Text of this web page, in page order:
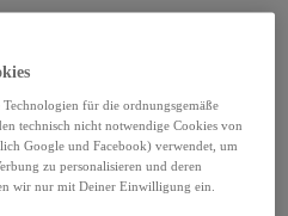
für die ordnungsgemäße
technisch nicht notwendige Cookies von
Google und Facebook) verwendet, um
zu personalisieren und deren
wir nur mit Deiner Einwilligung ein.